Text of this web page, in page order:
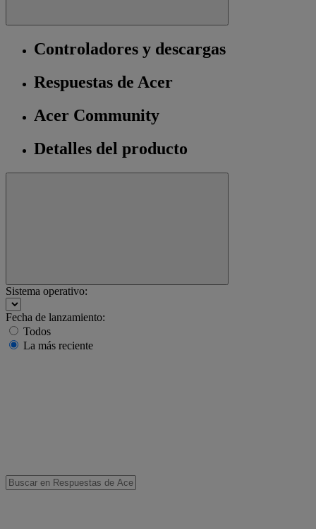
Controladores y descargas
Respuestas de Acer
Acer Community
Detalles del producto
Sistema operativo:
Fecha de lanzamiento:
Todos
La más reciente